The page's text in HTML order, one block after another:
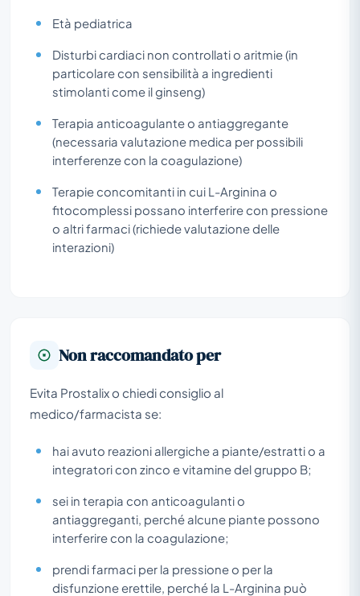
Età pediatrica
Disturbi cardiaci non controllati o aritmie (in
particolare con sensibilità a ingredienti
stimolanti come il ginseng)
Terapia anticoagulante o antiaggregante
(necessaria valutazione medica per possibili
interferenze con la coagulazione)
Terapie concomitanti in cui L-Arginina o
fitocomplessi possano interferire con pressione
o altri farmaci (richiede valutazione delle
interazioni)
Non raccomandato per
Evita Prostalix o chiedi consiglio al
medico/farmacista se:
hai avuto reazioni allergiche a piante/estratti o a
integratori con zinco e vitamine del gruppo B;
sei in terapia con anticoagulanti o
antiaggreganti, perché alcune piante possono
interferire con la coagulazione;
prendi farmaci per la pressione o per la
disfunzione erettile, perché la L-Arginina può